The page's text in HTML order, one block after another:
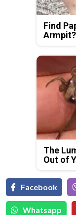
Find
The
Out of
Facebook
Whatsapp